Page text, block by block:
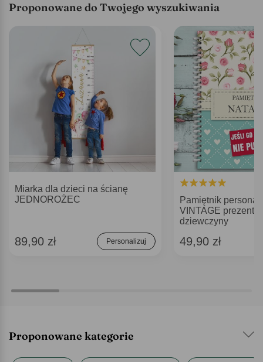
Proponowane do Twojego wyszukiwania
Miarka dla dzieci na ścianę
JEDNOROŻEC
89,90 zł Personalizuj
Pamiętnik
VINTAGE prezent
dziewczyny
49,90 zł
Proponowane kategorie